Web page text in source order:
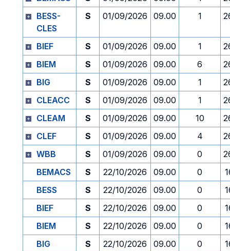
BESS-
CLES
S 01/09/2026 09.00 1
BIEF S 01/09/2026 09.00 1
BIEM
S 01/09/2026 09.00 6
BIG
S 01/09/2026 09.00 1
CLEACC
S 01/09/2026 09.00 1
CLEAM
S 01/09/2026 09.00 10
CLEF
S 01/09/2026 09.00 4
WBB
S 01/09/2026 09.00 0
BEMACS
S 22/10/2026 09.00 0
BESS
S 22/10/2026 09.00 0
BIEF
S 22/10/2026 09.00 0
BIEM
S 22/10/2026 09.00 0
BIG
S 22/10/2026 09.00 0